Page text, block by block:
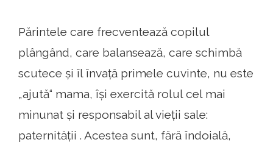
Părintele care frecventează copilul
plângând, care balansează, care schimbă
scutece și îl învață primele cuvinte, nu este
„ajută“ mama, își exercită rolul cel mai
minunat și responsabil al vieții sale:
paternității . Acestea sunt, fără îndoială,